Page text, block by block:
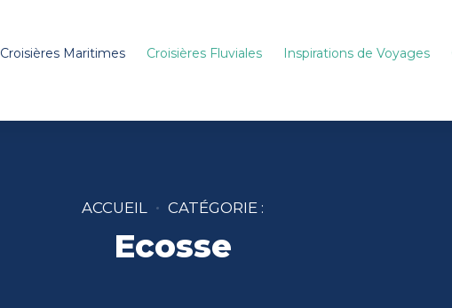
Croisières Maritimes Croisières Fluviales Inspirations de Voyages
ACCUEIL CATÉGORIE :
Ecosse